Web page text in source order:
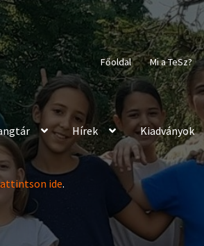
Főoldal Mi a TeSz?
Hírek Kiadványok
ide.